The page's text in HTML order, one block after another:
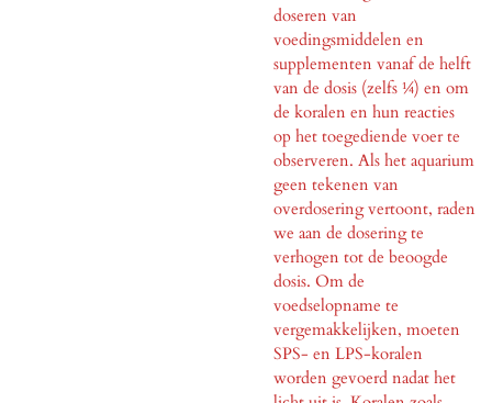
doseren van
voedingsmiddelen en
supplementen vanaf de helft
van de dosis (zelfs ¼) en om
de koralen en hun reacties
op het toegediende voer te
observeren. Als het aquarium
geen tekenen van
overdosering vertoont, raden
we aan de dosering te
verhogen tot de beoogde
dosis. Om de
voedselopname te
vergemakkelijken, moeten
SPS- en LPS-koralen
worden gevoerd nadat het